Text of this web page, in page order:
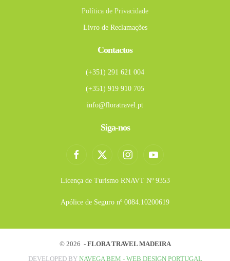
Política de Privacidade
Livro de Reclamações
Contactos
(+351) 291 621 004
(+351) 919 910 705
info@floratravel.pt
Siga-nos
Licença de Turismo RNAVT Nº 9353
Apólice de Seguro nº 0084.10200619
DEVELOPED BY NAVEGA BEM - WEB DESIGN PORTUGAL
© 2026 - FLORA TRAVEL MADEIRA